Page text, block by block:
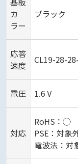
カ
ラー
ブラック
応答
速度
CL19-28-
電圧 1.6 V
対応
RoHS：◯
PSE：対象
電波法：対